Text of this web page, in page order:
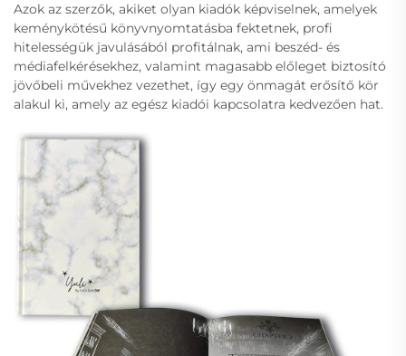
Azok az szerzők, akiket olyan kiadók képviselnek, amelyek
keménykötésű könyvnyomtatásba fektetnek, profi
hitelességük javulásából profitálnak, ami beszéd- és
médiafelkérésekhez, valamint magasabb előleget biztosító
jövőbeli művekhez vezethet, így egy önmagát erősítő kör
alakul ki, amely az egész kiadói kapcsolatra kedvezően hat.